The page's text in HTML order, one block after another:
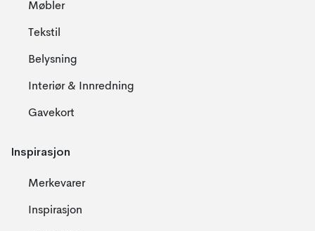
Møbler
Tekstil
Belysning
Interiør & Innredning
Gavekort
Inspirasjon
Merkevarer
Inspirasjon